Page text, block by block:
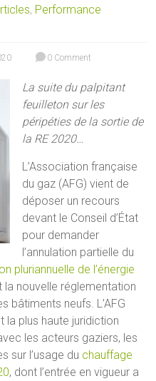
, Performance
0 Comment
La suite du palpitant
feuilleton sur les
péripéties de la sortie de
la RE 2020…
L’Association française
du gaz (AFG) vient de
déposer un recours
devant le Conseil d’État
pour demander
l’annulation partielle du
pluriannuelle de l’énergie
la nouvelle réglementation
bâtiments neufs. L’AFG
la plus haute juridiction
les acteurs gaziers, les
sur l’usage du chauffage
, dont l’entrée en vigueur a